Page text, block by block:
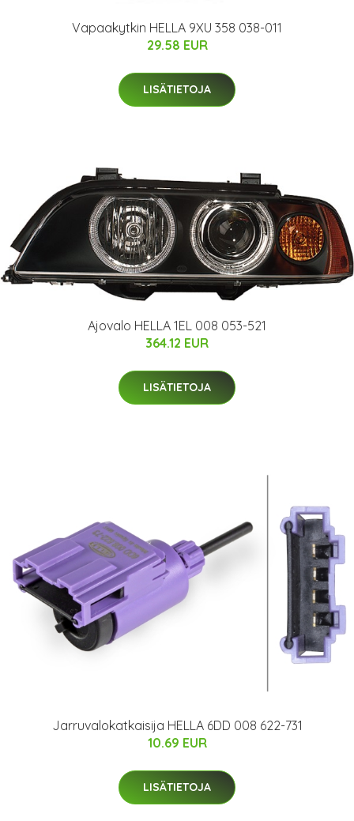
Vapaakytkin HELLA 9XU 358 038-011
29.58 EUR
LISÄTIETOJA
Ajovalo HELLA 1EL 008 053-521
364.12 EUR
LISÄTIETOJA
Jarruvalokatkaisija HELLA 6DD 008 622-731
10.69 EUR
LISÄTIETOJA